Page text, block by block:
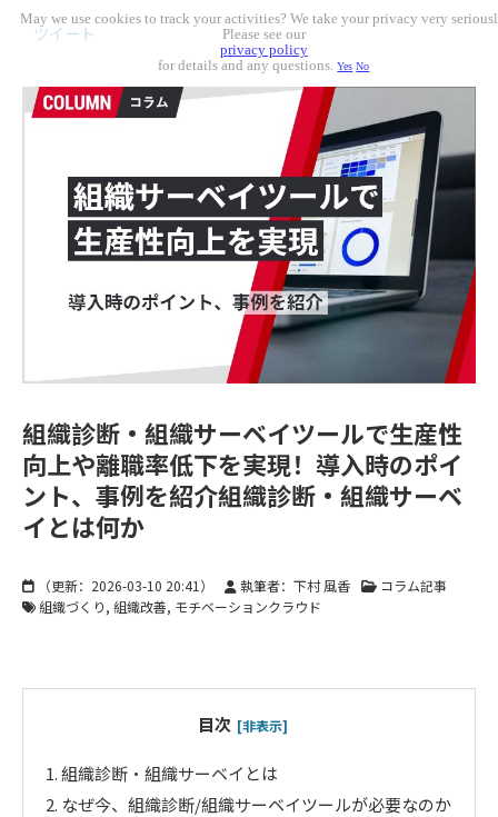
ツイート
組織診断・組織サーベイツールで生産性
向上や離職率低下を実現！導入時のポイ
ント、事例を紹介組織診断・組織サーベ
イとは何か
（更新： 2026-03-10 20:41 ） 執筆者：下村 風香
コラム記事
組織づくり 組織改善 モチベーションクラウド
目次 [非表示]
1.組織診断・組織サーベイとは
2. なぜ今、組織診断/組織サーベイツールが必要なのか
May we use cookies to track your activities? We take your privacy very
Please see our
privacy policy
for details and any questions.Yes No